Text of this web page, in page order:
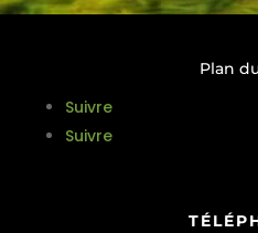
Plan
Suivre
Suivre